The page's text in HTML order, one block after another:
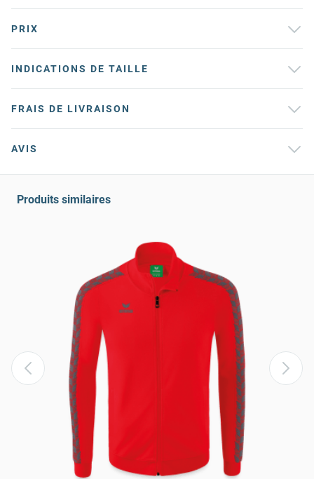
PRIX
INDICATIONS DE TAILLE
FRAIS DE LIVRAISON
AVIS
Produits similaires